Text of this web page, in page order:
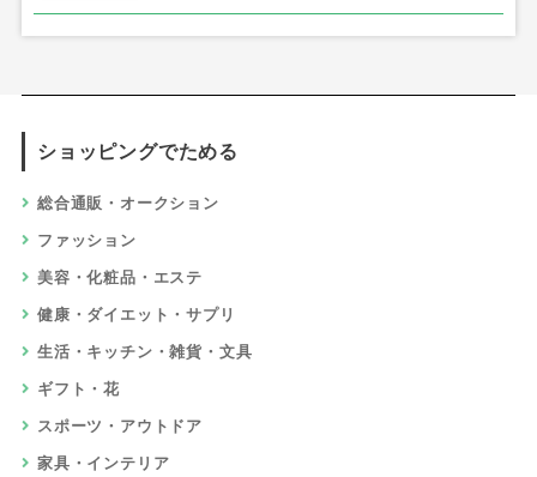
ショッピングでためる
総合通販・オークション
ファッション
美容・化粧品・エステ
健康・ダイエット・サプリ
生活・キッチン・雑貨・文具
ギフト・花
スポーツ・アウトドア
家具・インテリア